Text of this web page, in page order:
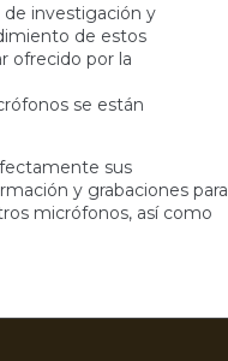
investigación y
de estos
ofrecido por la
se están
sus
y grabaciones para
micrófonos, así como